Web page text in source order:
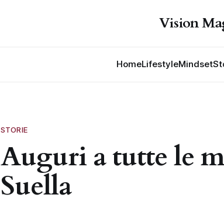
Vision
HomeLifestyleMindset
STORIE
Auguri a tutte le
Suella